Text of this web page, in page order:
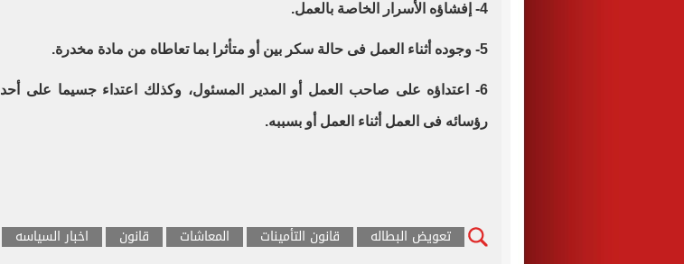
4- إفشاؤه الأسرار الخاصة بالعمل.
5- وجوده أثناء العمل فى حالة سكر بين أو متأثرا بما تعاطاه من مادة مخدرة.
6- اعتداؤه على صاحب العمل أو المدير المسئول، وكذلك اعتداء جسيما على أحد
رؤسائه فى العمل أثناء العمل أو بسببه.
تعويض البطاله قانون التأمينات المعاشات قانون اخبار السياسه